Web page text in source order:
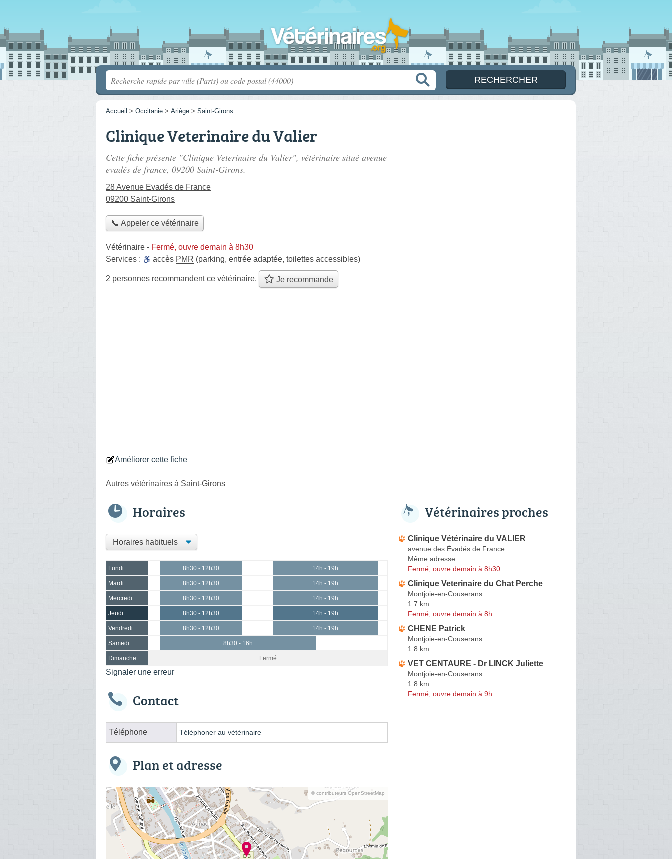
Accueil > Occitanie > Ariège > Saint-Girons
Clinique Veterinaire du Valier
Cette fiche présente "Clinique Veterinaire du Valier", vétérinaire situé avenue
evadés de france, 09200 Saint-Girons.
28 Avenue Evadés de France
09200 Saint-Girons
📞 Appeler ce vétérinaire
Vétérinaire - Fermé, ouvre demain à 8h30
Services :
accès PMR (parking, entrée adaptée, toilettes accessibles)
2 personnes recommandentce vétérinaire. Je recommande
Améliorer cette fiche
Autres vétérinaires à Saint-Girons
Horaires
Lundi 8h30 - 12h30 14h - 19h
Mardi 8h30 - 12h30 14h - 19h
Mercredi 8h30 - 12h30 14h - 19h
Jeudi 8h30 - 12h30 14h - 19h
Vendredi 8h30 - 12h30 14h - 19h
Samedi 8h30 - 16h
Dimanche Fermé
Signaler une erreur
Contact
Téléphone Téléphoner au vétérinaire
Plan et adresse
© contributeurs OpenStreetMap
Vétérinaires proches
Clinique Vétérinaire du VALIER
avenue des Évadés de France
Même adresse
Fermé, ouvre demain à 8h30
Clinique Veterinaire du Chat Perche
Montjoie-en-Couserans
1.7 km
Fermé, ouvre demain à 8h
CHENE Patrick
Montjoie-en-Couserans
1.8 km
VET CENTAURE - Dr LINCK Juliette
Montjoie-en-Couserans
1.8 km
Fermé, ouvre demain à 9h